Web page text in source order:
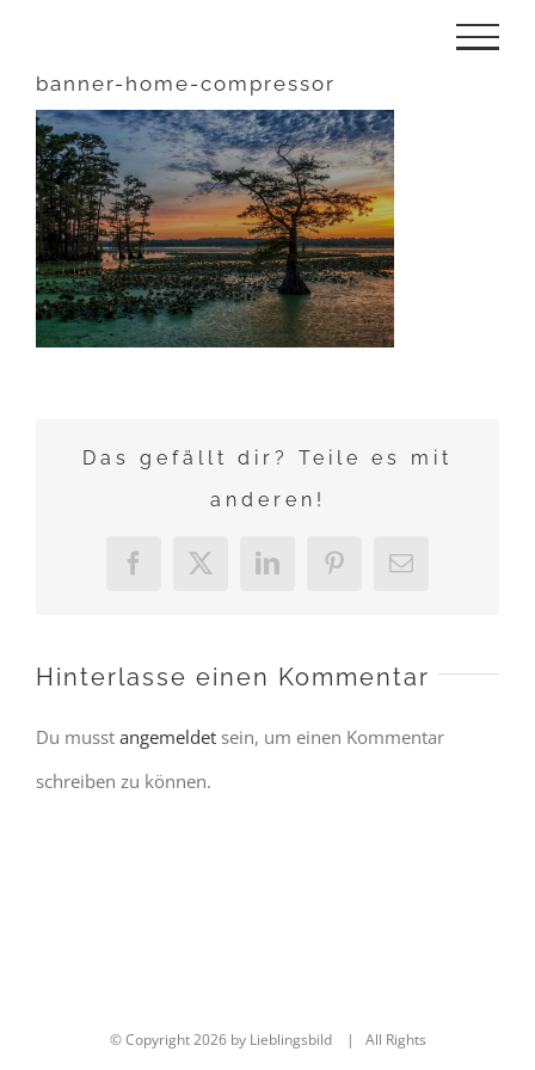
springen
banner-home-compressor
Das gefällt dir? Teile es mit
anderen!
Facebook
X LinkedInPinterest
E-
Hinterlasse einen Kommentar
Du musst angemeldet sein, um einen Kommentar
schreiben zu können.
© Copyright2026 by Lieblingsbild | All Rights